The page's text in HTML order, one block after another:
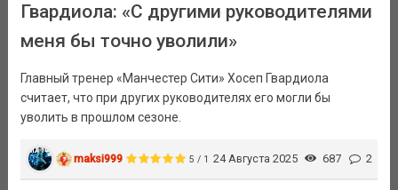
Гвардиола: «С другими руководителями
меня бы точно уволили»
Главный тренер «Манчестер Сити» Хосеп Гвардиола
считает, что при других руководителях его могли бы
уволить в прошлом сезоне.
maksi999 5 / 1 24 Августа 2025 687 2